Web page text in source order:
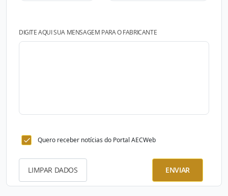
DIGITE AQUI SUA MENSAGEM PARA O FABRICANTE
Quero receber notícias do Portal AECWeb
LIMPAR DADOS ENVIAR